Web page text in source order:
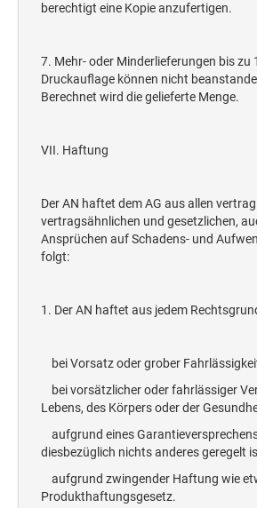
berechtigt eine Kopie anzufertigen.
7. Mehr- oder Minderlieferungen bis zu
Druckauflage können nicht
Berechnet wird die gelieferte Menge.
VII. Haftung
Der AN haftet dem AG aus allen
vertragsähnlichen und gesetzlichen,
Ansprüchen auf Schadens- und
folgt:
1. Der AN haftet aus jedem
bei Vorsatz oder grober
bei vorsätzlicher oder fahrlässiger
Lebens, des Körpers oder der
aufgrund eines
diesbezüglich nichts anderes geregelt
aufgrund zwingender Haftung wie
Produkthaftungsgesetz.